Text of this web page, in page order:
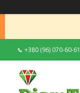
+380 (96) 070-60-61